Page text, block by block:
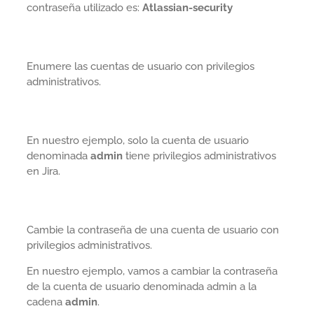
contraseña utilizado es: Atlassian-security
Enumere las cuentas de usuario con privilegios
administrativos.
En nuestro ejemplo, solo la cuenta de usuario
denominada admin tiene privilegios administrativos
en Jira.
Cambie la contraseña de una cuenta de usuario con
privilegios administrativos.
En nuestro ejemplo, vamos a cambiar la contraseña
de la cuenta de usuario denominada admin a la
cadena admin.